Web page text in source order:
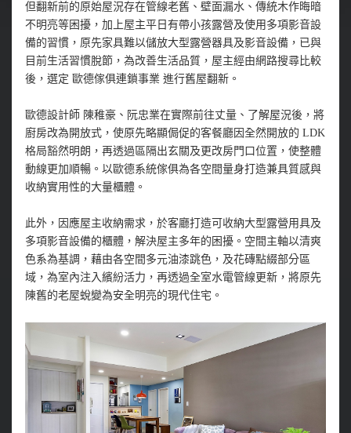
但翻新前的原始屋況存在管線老舊、壁面漏水、傳統木作晦暗
不明亮等困擾，加上屋主平日有帶小孩露營及使用多項影音設
備的習慣，原先家具難以儲放大型露營器具及影音設備，已與
目前生活習慣脫節，為改善生活品質，屋主經由網路搜尋比較
後，選定 歐德傢俱連鎖事業 進行舊屋翻新。
歐德設計師 陳稚豪、阮忠業在實際前往丈量、了解屋況後，將
廚房改為開放式，使原先略顯侷促的客餐廳因全然開放的 LDK
格局豁然明朗，再透過區隔出玄關及更改房門口位置，使整體
動線更加順暢。以歐德系統傢俱為各空間量身打造兼具質感與
收納實用性的大量櫃體。
此外，因應屋主收納需求，於客廳打造可收納大型露營用具及
多項影音設備的櫃體，解決屋主多年的困擾。空間主軸以清爽
色系為基調，藉由各空間多元油漆跳色，及花磚點綴部分區
域，為室內注入繽紛活力，再透過全室水電管線更新，將原先
陳舊的老屋蛻變為安全明亮的現代住宅。